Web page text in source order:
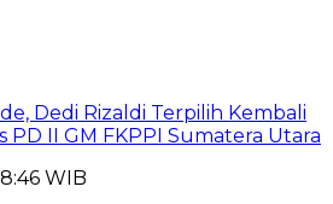
Dedi Rizaldi Terpilih Kembali
PD II GM FKPPI Sumatera Utara
WIB